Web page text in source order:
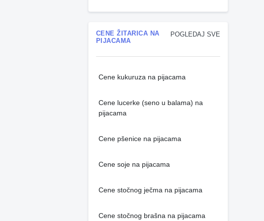
POGLEDAJ SVE
CENE ŽITARICA NA
PIJACAMA
Cene kukuruza na pijacama
Cene lucerke (seno u balama) na
pijacama
Cene pšenice na pijacama
Cene soje na pijacama
Cene stočnog ječma na pijacama
Cene stočnog brašna na pijacama